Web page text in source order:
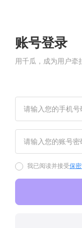
账号登录
用千瓜，成为用户牵
我已阅读并接受保